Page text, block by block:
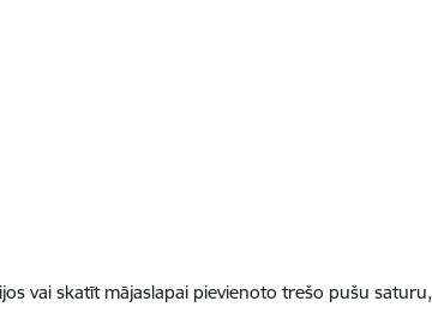
vai skatīt mājaslapai pievienoto trešo pušu saturu,